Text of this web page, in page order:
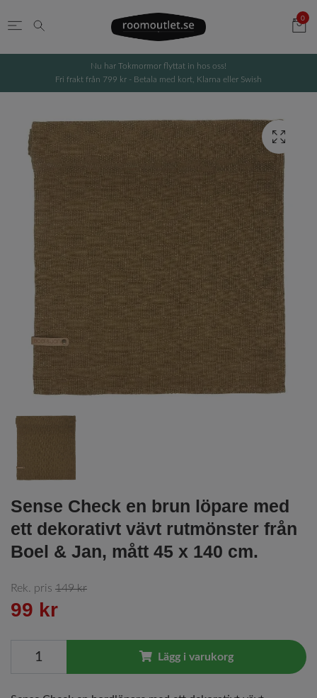
0
Nu har Tokmormor flyttat in hos oss!
Fri frakt från 799 kr - Betala med kort, Klarna eller Swish
Sense Check en brun löpare med
ett dekorativt vävt rutmönster från
Boel & Jan, mått 45 x 140 cm.
Rek. pris 149 kr
99 kr
Lägg i varukorg